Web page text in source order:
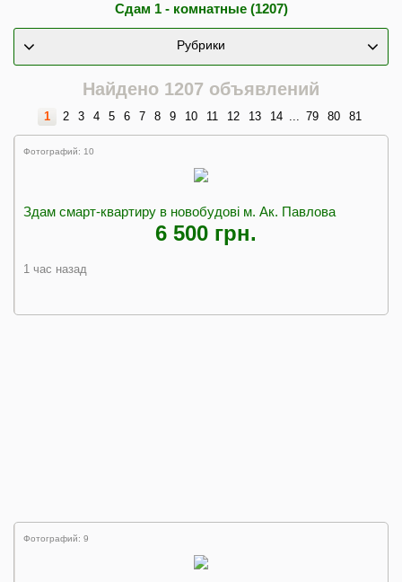
Сдам 1 - комнатные (1207)
Рубрики
Найдено 1207 объявлений
1 2 3 4 5 6 7 8 9 10 11 12 13 14 ... 79 80 81
Фотографий: 10
Здам смарт-квартиру в новобудові м. Ак. Павлова
6 500 грн.
1 час назад
Фотографий: 9